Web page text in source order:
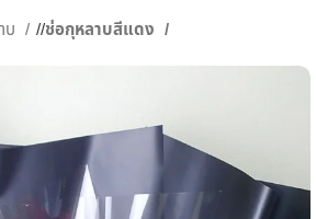
บ / ช่อกุหลาบสีแดง